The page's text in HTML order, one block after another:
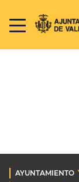
AYUNTAMIENTO